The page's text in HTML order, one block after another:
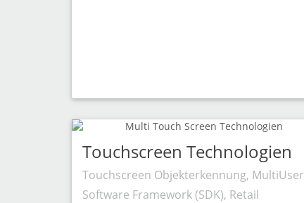
Touchscreen Technologien
Touchscreen Objekterkennung, MultiUser
Software Framework (SDK), Retail